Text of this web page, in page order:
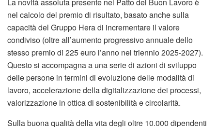
nel calcolo del premio di risultato, basato anche sulla
capacità del Gruppo Hera di incrementare il valore
condiviso (oltre all’aumento progressivo annuale dello
stesso premio di 225 euro l’anno nel triennio 2025-2027).
Questo si accompagna a una serie di azioni di sviluppo
delle persone in termini di evoluzione delle modalità di
lavoro, accelerazione della digitalizzazione dei processi,
valorizzazione in ottica di sostenibilità e circolarità.
Sulla buona qualità della vita degli oltre 10.000 dipendenti